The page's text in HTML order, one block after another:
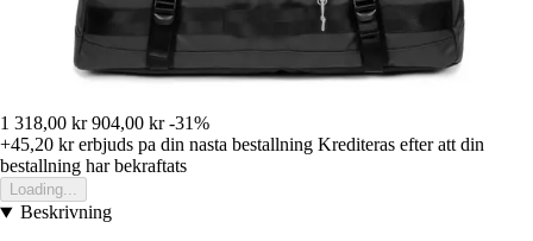
1 318,00 kr 904,00 kr -31%
+45,20 krerbjuds pa din nasta bestallning Krediteras efter att din
bestallning har bekraftats
Loading...
Beskrivning